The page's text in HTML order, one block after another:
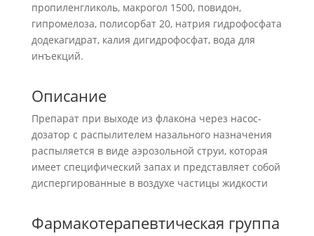
пропиленгликоль, макрогол 1500, повидон,
гипромелоза, полисорбат 20, натрия гидрофосфата
додекагидрат, калия дигидрофосфат, вода для
инъекций.
Описание
Препарат при выходе из флакона через насос-
дозатор с распылителем назального назначения
распыляется в виде аэрозольной струи, которая
имеет специфический запах и представляет собой
диспергированные в воздухе частицы жидкости
Фармакотерапевтическая группа